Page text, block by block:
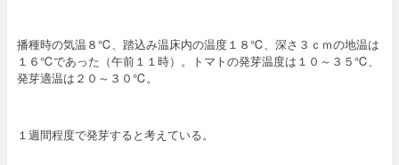
播種時の気温８℃、踏込み温床内の温度１８℃、深さ３ｃｍの地温は
１６℃であった（午前１１時）。トマトの発芽温度は１０～３５℃、
発芽適温は２０～３０℃。
１週間程度で発芽すると考えている。